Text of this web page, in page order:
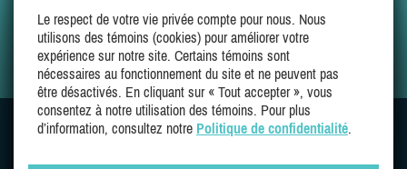
Offres spéciales
Mes favoris
SUIVEZ-NOUS SUR
Le respect de votre vie privée compte pour nous. Nous
utilisons des témoins (cookies) pour améliorer votre
expérience sur notre site. Certains témoins sont
nécessaires au fonctionnement du site et ne peuvent pas
être désactivés. En cliquant sur « Tout accepter », vous
consentez à notre utilisation des témoins. Pour plus
d’information, consultez notre Politique de confidentialité.